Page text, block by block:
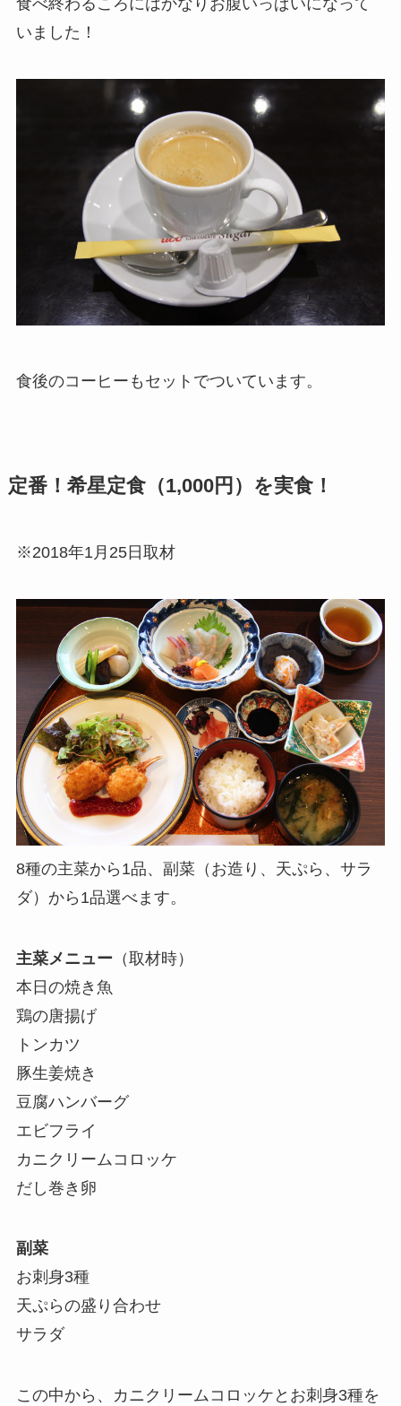
食べ終わるころにはかなりお腹いっぱいになって
いました！
食後のコーヒーもセットでついています。
定番！希星定食（1,000円）を実食！
※2018年1月25日取材
8種の主菜から1品、副菜（お造り、天ぷら、サラ
ダ）から1品選べます。
主菜メニュー （取材時）
本日の焼き魚
鶏の唐揚げ
トンカツ
豚生姜焼き
豆腐ハンバーグ
エビフライ
カニクリームコロッケ
だし巻き卵
副菜
お刺身3種
天ぷらの盛り合わせ
サラダ
この中から、カニクリームコロッケとお刺身3種を